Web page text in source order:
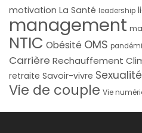
motivation La Santé leadership
management
NTIC Obésité OMS
Carrière Rechauffement
retraite Savoir-vivre Sexualité
Vie de couple Vie